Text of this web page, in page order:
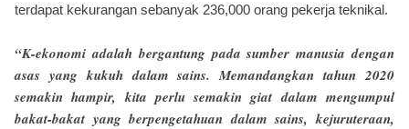
terdapat kekurangan sebanyak 236,000 orang pekerja teknikal.
“K-ekonomi adalah bergantung pada sumber manusia dengan
asas yang kukuh dalam sains. Memandangkan tahun 2020
semakin hampir, kita perlu semakin giat dalam mengumpul
bakat-bakat yang berpengetahuan dalam sains, kejuruteraan,